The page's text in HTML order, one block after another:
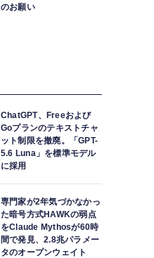
のお願い
ChatGPT、Freeおよび
Goプランのテキストチャ
ット制限を撤廃。「GPT-
5.6 Luna」を標準モデル
に採用
専門家が2年気づかなかっ
た暗号方式HAWKの弱点
をClaude Mythosが60時
間で発見、2.8兆パラメー
タのオープンウェイト